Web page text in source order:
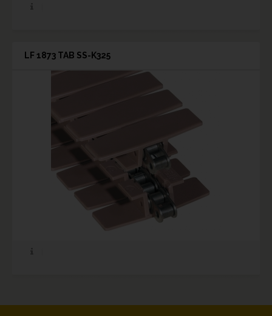
LF 1873 TAB SS-K325